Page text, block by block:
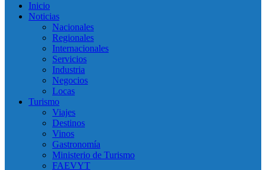
Inicio
Noticias
Nacionales
Regionales
Internacionales
Servicios
Industria
Negocios
Locas
Turismo
Viajes
Destinos
Vinos
Gastronomía
Ministerio de Turismo
FAEVYT